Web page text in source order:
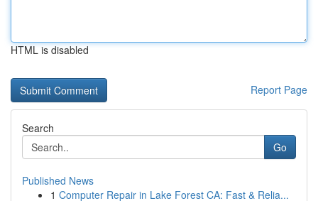
HTML is disabled
Report Page
Search
Go
Published News
1 Computer Repair in Lake Forest CA: Fast & Relia...